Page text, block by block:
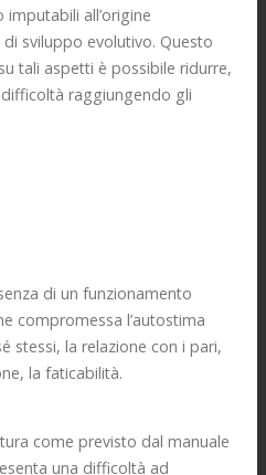
all’origine
sviluppo evolutivo. Questo
tali aspetti è possibile ridurre,
raggiungendo gli
di un funzionamento
compromessa l’autostima
stessi, la relazione con i pari,
la faticabilità.
come previsto dal manuale
una difficoltà ad